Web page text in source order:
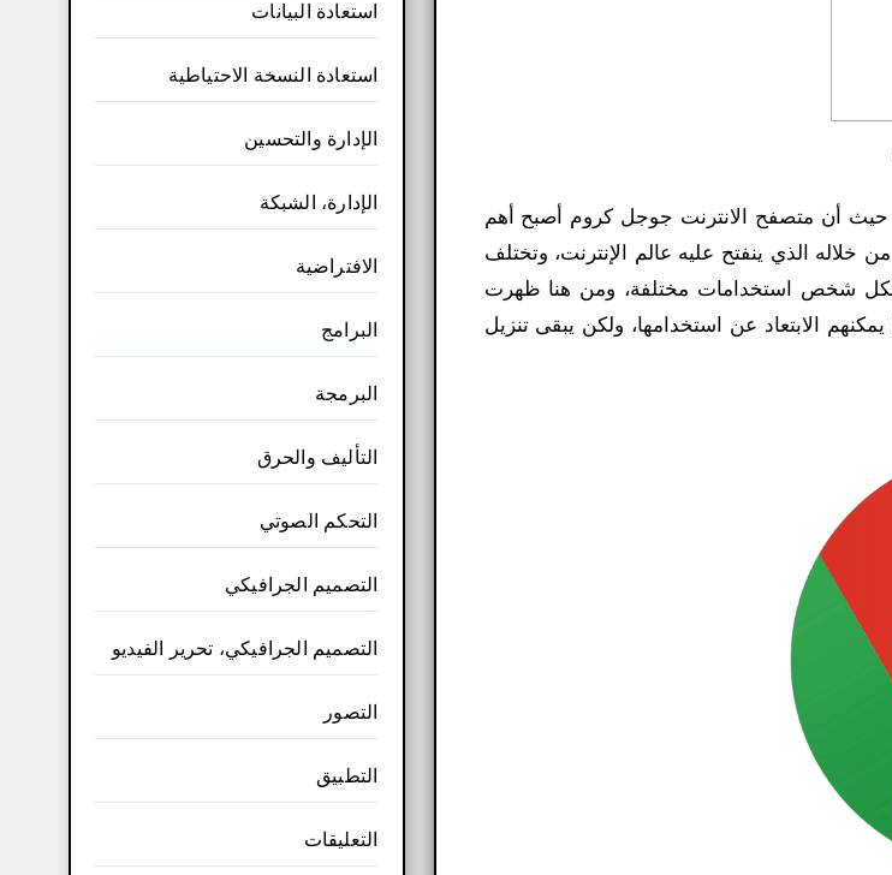
ويندوز 7 و 10 و 11 التحديث الجديد 2025 حيث أن متصفح الانترنت جوجل كروم أصبح أهم
الذي ينفتح عليه عالم الإنترنت، وتختلف
شخص استخدامات مختلفة، ومن هنا ظهرت
الابتعاد عن استخدامها، ولكن يبقى تنزيل
استعادة البيانات
استعادة النسخة الاحتياطية
الإدارة والتحسين
الإدارة، الشبكة
الافتراضية
البرامج
البرمجة
التأليف والحرق
التحكم الصوتي
التصميم الجرافيكي
التصميم الجرافيكي، تحرير الفيديو
التصور
التطبيق
التعليقات